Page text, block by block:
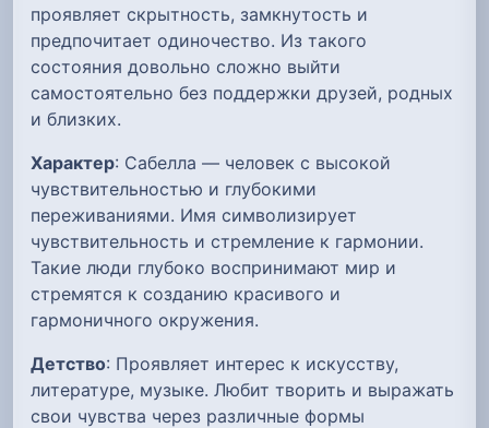
проявляет скрытность, замкнутость и
предпочитает одиночество. Из такого
состояния довольно сложно выйти
самостоятельно без поддержки друзей, родных
и близких.
Характер: Сабелла — человек с высокой
чувствительностью и глубокими
переживаниями. Имя символизирует
чувствительность и стремление к гармонии.
Такие люди глубоко воспринимают мир и
стремятся к созданию красивого и
гармоничного окружения.
Детство: Проявляет интерес к искусству,
литературе, музыке. Любит творить и выражать
свои чувства через различные формы